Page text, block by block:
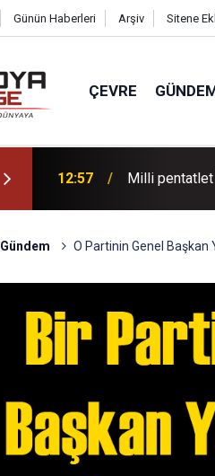
Günün Haberleri Arşiv Sitene
ÇEVRE
12:57 Milli pentatlet
Gündem O Partinin Genel Başkan